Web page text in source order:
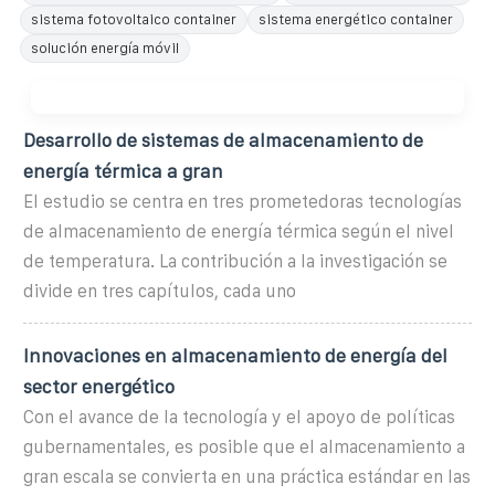
sistema fotovoltaico container
sistema energético container
solución energía móvil
Desarrollo de sistemas de almacenamiento de
energía térmica a gran
El estudio se centra en tres prometedoras tecnologías
de almacenamiento de energía térmica según el nivel
de temperatura. La contribución a la investigación se
divide en tres capítulos, cada uno
Innovaciones en almacenamiento de energía del
sector energético
Con el avance de la tecnología y el apoyo de políticas
gubernamentales, es posible que el almacenamiento a
gran escala se convierta en una práctica estándar en las